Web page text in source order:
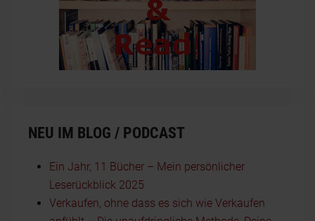
NEU IM BLOG / PODCAST
Ein Jahr, 11 Bücher – Mein persönlicher
Leserückblick 2025
Verkaufen, ohne dass es sich wie Verkaufen